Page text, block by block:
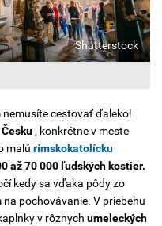
Shutterstock
cestovať ďaleko!
, konkrétne v meste
malú rímskokatolícku
až 70 000 ľudských kostier.
kedy sa vďaka pôdy zo
pochovávanie. V priebehu
v rôznych umeleckých